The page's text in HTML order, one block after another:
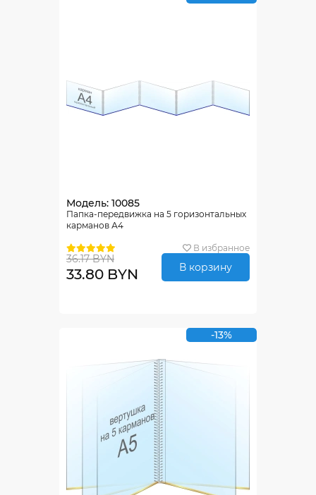
Модель: 10085
Папка-передвижка на 5 горизонтальных
карманов А4
В избранное
36.17 BYN
33.80 BYN В корзину
-13%